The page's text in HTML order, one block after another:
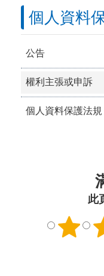
個人資料
公告
權利主張或申訴
個人資料保護法規
此